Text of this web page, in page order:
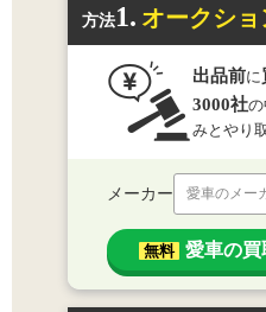
方法1. オークショ
出品前に
3000社の
みとやり
メーカー 愛車のメー
無料 愛車の買